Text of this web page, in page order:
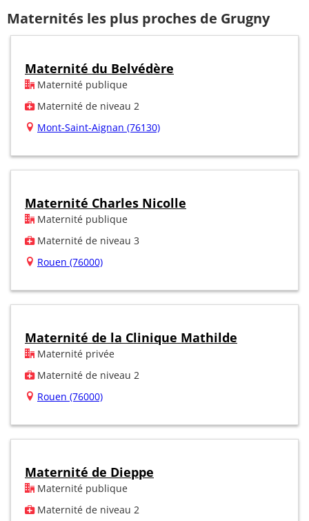
Maternités les plus proches de Grugny
Maternité du Belvédère
Maternité publique
Maternité de niveau 2
Mont-Saint-Aignan (76130)
Maternité Charles Nicolle
Maternité publique
Maternité de niveau 3
Rouen (76000)
Maternité de la Clinique Mathilde
Maternité privée
Maternité de niveau 2
Rouen (76000)
Maternité de Dieppe
Maternité publique
Maternité de niveau 2